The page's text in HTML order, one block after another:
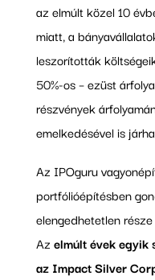
az elmúlt közel 10
miatt, a
leszorították
50%-os – ezüst
részvények
emelkedésével is
Az IPOguru
portfólióépítésben
elengedhetetlen
Az elmúlt évek egyik
az Impact Silver